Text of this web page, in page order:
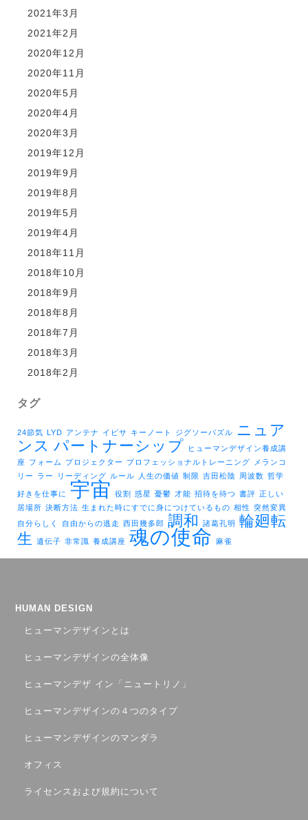
2021年3月
2021年2月
2020年12月
2020年11月
2020年5月
2020年4月
2020年3月
2019年12月
2019年9月
2019年8月
2019年5月
2019年4月
2018年11月
2018年10月
2018年9月
2018年8月
2018年7月
2018年3月
2018年2月
タグ
24節気 LYD アンテナ イビサ キーノート ジグソーパズル
ニュア
ンス パートナーシップ
ヒューマンデザイン養成講
座 フォーム プロジェクター プロフェッショナルトレーニング
メランコ
リー
ラー リーディング ルール 人生の価値 制限 吉田松陰 周波数 哲学
好きを仕事に 宇宙 役割 惑星 憂鬱 才能 招待を待つ 書評 正しい
居場所 決断方法 生まれた時にすでに身につけているもの 相性 突然変異
自分らしく
自由からの逃走 西田幾多郎 調和 諸葛孔明 輪廻転
生
遺伝子 非常識 養成講座 魂の使命 麻雀
HUMAN DESIGN
ヒューマンデザインとは
ヒューマンデザインの全体像
ヒューマンデザ イン「ニュートリノ」
ヒューマンデザインの４つのタイプ
ヒューマンデザインのマンダラ
オフィス
ライセンスおよび規約について